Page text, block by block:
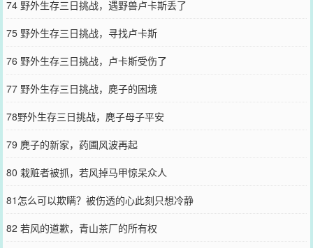
74 野外生存三日挑战，遇野兽卢卡斯丢了
75 野外生存三日挑战，寻找卢卡斯
76 野外生存三日挑战，卢卡斯受伤了
77 野外生存三日挑战，麂子的困境
78野外生存三日挑战，麂子母子平安
79 麂子的新家，药圃风波再起
80 栽赃者被抓，若风掉马甲惊呆众人
81怎么可以欺瞒？被伤透的心此刻只想冷静
82 若风的道歉，青山茶厂的所有权